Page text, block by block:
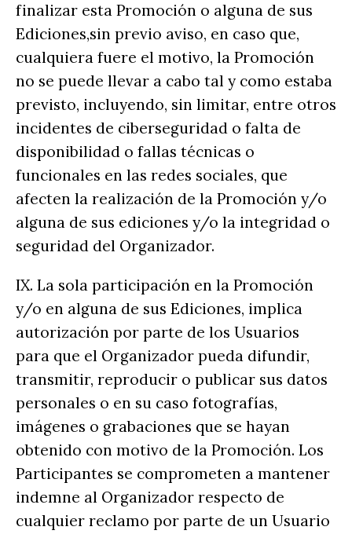
finalizar esta Promoción o alguna de sus
Ediciones,sin previo aviso, en caso que,
cualquiera fuere el motivo, la Promoción
no se puede llevar a cabo tal y como estaba
previsto, incluyendo, sin limitar, entre otros
incidentes de ciberseguridad o falta de
disponibilidad o fallas técnicas o
funcionales en las redes sociales, que
afecten la realización de la Promoción y/o
alguna de sus ediciones y/o la integridad o
seguridad del Organizador.
IX. La sola participación en la Promoción
y/o en alguna de sus Ediciones, implica
autorización por parte de los Usuarios
para que el Organizador pueda difundir,
transmitir, reproducir o publicar sus datos
personales o en su caso fotografías,
imágenes o grabaciones que se hayan
obtenido con motivo de la Promoción. Los
Participantes se comprometen a mantener
indemne al Organizador respecto de
cualquier reclamo por parte de un Usuario